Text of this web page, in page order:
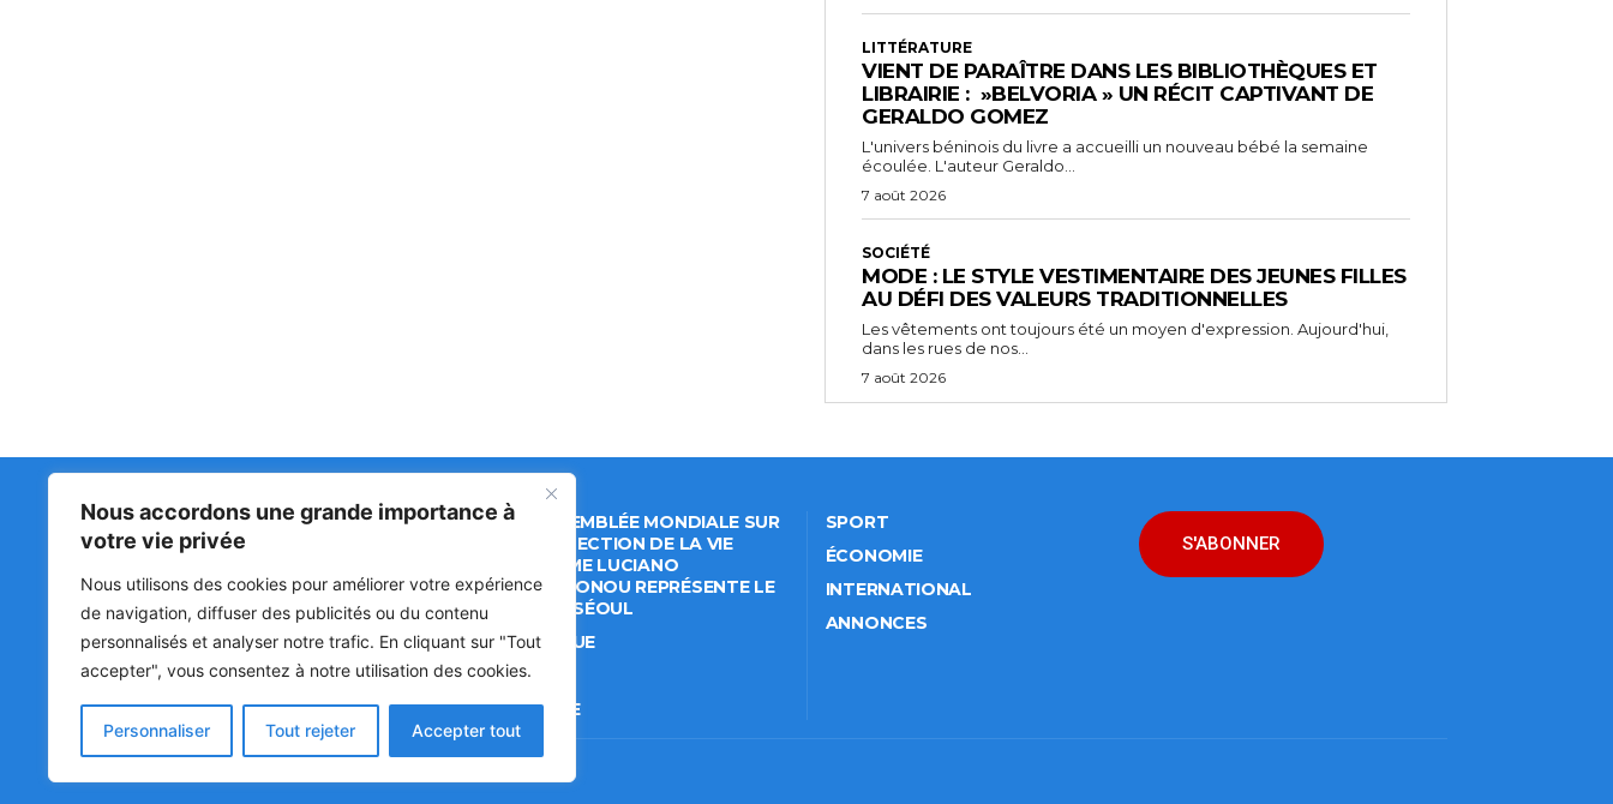
Nous accordons une grande importance à
votre vie privée
Nous utilisons des cookies pour améliorer votre expérience
de navigation, diffuser des publicités ou du contenu
personnalisés et analyser notre trafic. En cliquant sur "Tout
accepter", vous consentez à notre utilisation des cookies.
Personnaliser Tout rejeter Accepter tout
LITTÉRATURE
VIENT DE PARAÎTRE DANS LES BIBLIOTHÈQUES ET
LIBRAIRIE : »BELVORIA » UN RÉCIT CAPTIVANT DE
GERALDO GOMEZ
L'univers béninois du livre a accueilli un nouveau bébé la semaine
écoulée. L'auteur Geraldo...
7 août 2026
SOCIÉTÉ
MODE : LE STYLE VESTIMENTAIRE DES JEUNES FILLES
AU DÉFI DES VALEURS TRADITIONNELLES
Les vêtements ont toujours été un moyen d'expression. Aujourd'hui,
dans les rues de nos...
7 août 2026
Matin Libre
Premiers sur l'info !
47ᵉ ASSEMBLÉE MONDIALE SUR
LA PROTECTION DE LA VIE
PRIVÉE: ME LUCIANO
HOUNKPONOU REPRÉSENTE LE
BÉNIN À SÉOUL
POLITIQUE
SOCIÉTÉ
CULTURE
SPORT
ÉCONOMIE
INTERNATIONAL
ANNONCES
S'ABONNER